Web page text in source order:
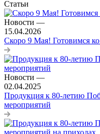
Статьи
Новости —
15.04.2026
Скоро 9 Мая! Готовимся
Новости —
02.04.2025
Продукция к 80-летию
мероприятий